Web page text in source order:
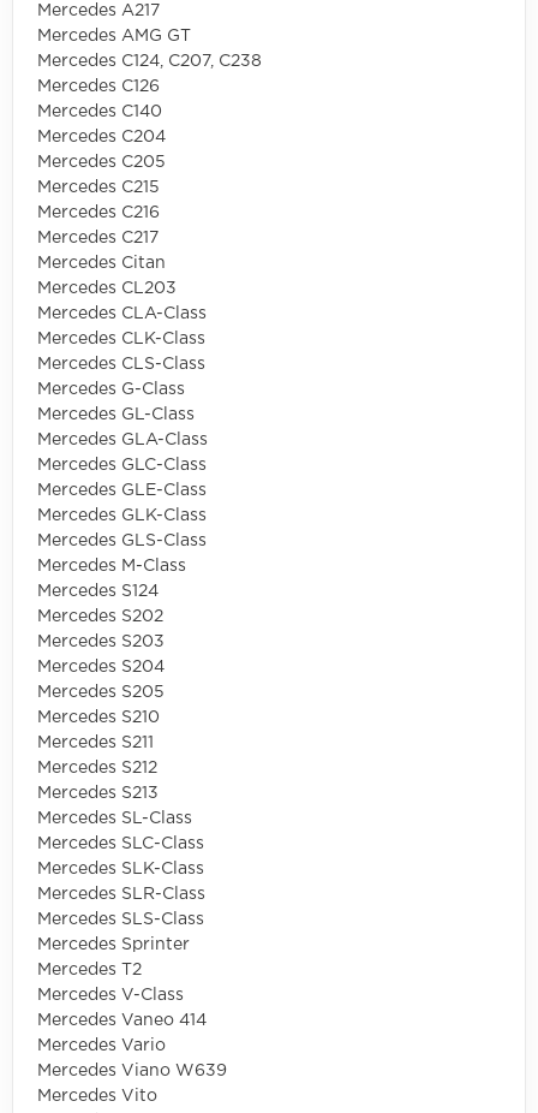
Mercedes A217
Mercedes AMG GT
Mercedes C124, C207, C238
Mercedes C126
Mercedes C140
Mercedes C204
Mercedes C205
Mercedes C215
Mercedes C216
Mercedes C217
Mercedes Citan
Mercedes CL203
Mercedes CLA-Class
Mercedes CLK-Class
Mercedes CLS-Class
Mercedes G-Class
Mercedes GL-Class
Mercedes GLA-Class
Mercedes GLC-Class
Mercedes GLE-Class
Mercedes GLK-Class
Mercedes GLS-Class
Mercedes M-Class
Mercedes S124
Mercedes S202
Mercedes S203
Mercedes S204
Mercedes S205
Mercedes S210
Mercedes S211
Mercedes S212
Mercedes S213
Mercedes SL-Class
Mercedes SLC-Class
Mercedes SLK-Class
Mercedes SLR-Class
Mercedes SLS-Class
Mercedes Sprinter
Mercedes T2
Mercedes V-Class
Mercedes Vaneo 414
Mercedes Vario
Mercedes Viano W639
Mercedes Vito